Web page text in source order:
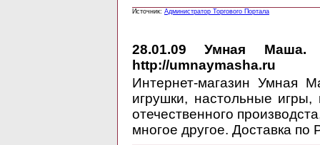
Источник: Администратор Торгового Портала
28.01.09 Умная Маша.
http://umnaymasha.ru
Интернет-магазин Умная
игрушки, настольные игры,
отечественного
многое другое. Доставка по